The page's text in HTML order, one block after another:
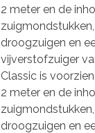
2 meter en de
droogzuigen en
vijverstofzuiger
Classic is
2 meter en de
droogzuigen en